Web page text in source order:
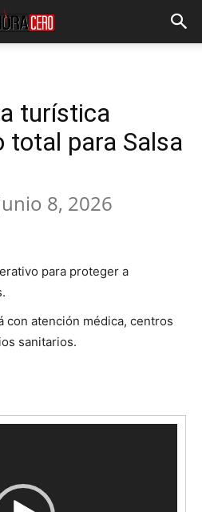
turística
total para Salsa
8, 2026
para proteger a
con atención médica, centros
sanitarios.